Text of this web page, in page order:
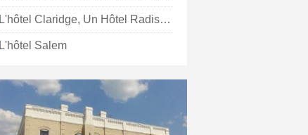
L'hôtel Claridge, Un Hôtel Radisson
L'hôtel Salem